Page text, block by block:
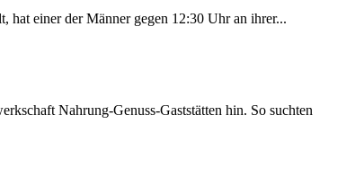
hat einer der Männer gegen 12:30 Uhr an ihrer...
Nahrung-Genuss-Gaststätten hin. So suchten